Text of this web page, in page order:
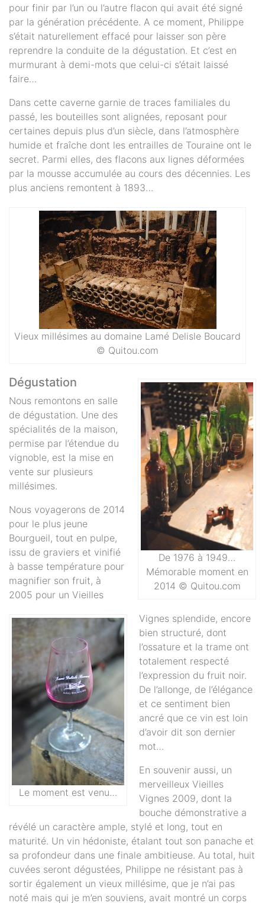
pour finir par l’un ou l’autre flacon qui avait été signé
par la génération précédente. A ce moment, Philippe
s’était naturellement effacé pour laisser son père
reprendre la conduite de la dégustation. Et c’est en
murmurant à demi-mots que celui-ci s’était laissé
faire…
Dans cette caverne garnie de traces familiales du
passé, les bouteilles sont alignées, reposant pour
certaines depuis plus d’un siècle, dans l’atmosphère
humide et fraîche dont les entrailles de Touraine ont le
secret. Parmi elles, des flacons aux lignes déformées
par la mousse accumulée au cours des décennies. Les
plus anciens remontent à 1893…
Vieux millésimes au domaine Lamé Delisle Boucard
© Quitou.com
De 1976 à 1949…
Mémorable moment en
2014 © Quitou.com
Dégustation
Nous remontons en salle
de dégustation. Une des
spécialités de la maison,
permise par l’étendue du
vignoble, est la mise en
vente sur plusieurs
millésimes.
Le moment est venu…
Nous voyagerons de 2014
pour le plus jeune
Bourgueil, tout en pulpe,
issu de graviers et vinifié
à basse température pour
magnifier son fruit, à
2005 pour un Vieilles
Vignes splendide, encore
bien structuré, dont
l’ossature et la trame ont
totalement respecté
l’expression du fruit noir.
De l’allonge, de l’élégance
et ce sentiment bien
ancré que ce vin est loin
d’avoir dit son dernier
mot…
En souvenir aussi, un
merveilleux Vieilles
Vignes 2009, dont la
bouche démonstrative a
révélé un caractère ample, stylé et long, tout en
maturité. Un vin hédoniste, étalant tout son panache et
sa profondeur dans une finale ambitieuse. Au total, huit
cuvées seront dégustées, Philippe ne résistant pas à
sortir également un vieux millésime, que je n’ai pas
noté mais qui je m’en souviens, avait montré un corps